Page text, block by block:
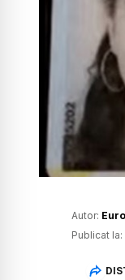
Autor:
Publicat la: